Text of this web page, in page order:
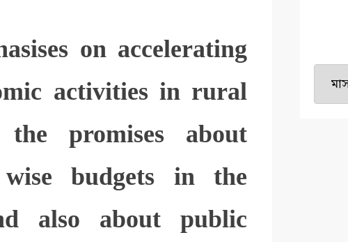
on accelerating
activities in rural
promises about
budgets in the
also about public
টাইম
মেশিন